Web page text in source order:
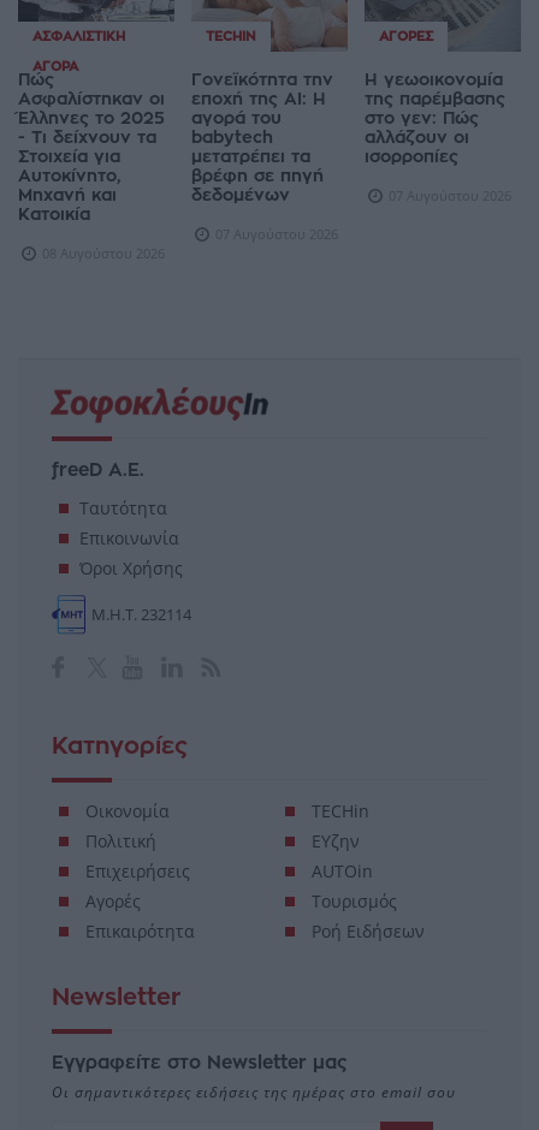
ΑΣΦΑΛΙΣΤΙΚΉ
ΑΓΟΡΆ
Πώς
Ασφαλίστηκαν οι
Έλληνες το 2025
- Τι δείχνουν τα
Στοιχεία για
Αυτοκίνητο,
Μηχανή και
Κατοικία
08 Αυγούστου 2026
TECHIN
Γονεϊκότητα την
εποχή της AI: Η
αγορά του
babytech
μετατρέπει τα
βρέφη σε πηγή
δεδομένων
07 Αυγούστου 2026
ΑΓΟΡΈΣ
Η γεωοικονομία
της παρέμβασης
στο γεν: Πώς
αλλάζουν οι
ισορροπίες
07 Αυγούστου 2026